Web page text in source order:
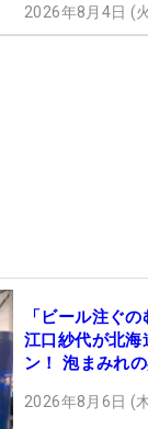
2026年8月4日 (
「ビール注ぐ
江口紗代が北
ン！ 泡まみれ
2026年8月6日 (